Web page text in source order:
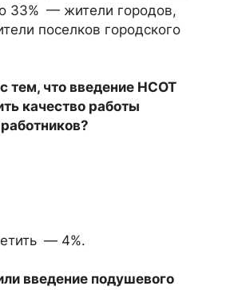
33% — жители городов,
поселков городского
тем, что введение НСОТ
качество работы
— 4%.
введение подушевого